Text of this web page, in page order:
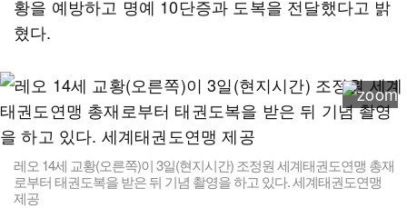
황을 예방하고 명예 10단증과 도복을 전달했다고 밝
혔다.
레오 14세 교황(오른쪽)이 3일(현지시간) 조정원 세계태권도연맹 총재
로부터 태권도복을 받은 뒤 기념 촬영을 하고 있다. 세계태권도연맹
제공